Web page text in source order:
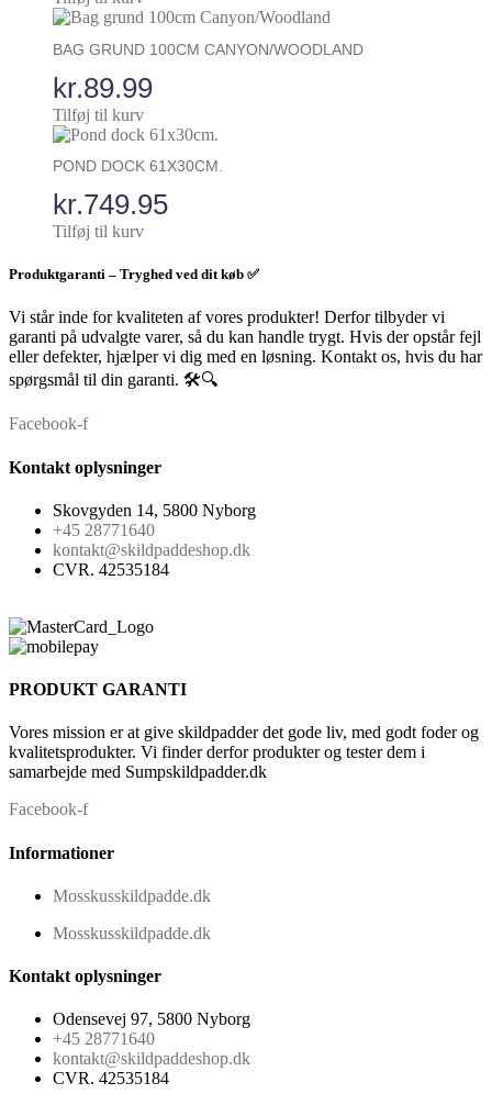
pris
pris
BAG GRUND 100CM CANYON/WOODLAND
kr.89.99
Tilføj til kurv
POND DOCK 61X30CM.
kr.749.95
Tilføj til kurv
Produktgaranti – Tryghed ved dit køb ✅
Vi står inde for kvaliteten af vores produkter! Derfor tilbyder vi
garanti på udvalgte varer, så du kan handle trygt. Hvis der opstår fejl
eller defekter, hjælper vi dig med en løsning. Kontakt os, hvis du har
spørgsmål til din garanti. 🛠️🔍
Facebook-f
Kontakt oplysninger
Skovgyden 14, 5800 Nyborg
+45 28771640
kontakt@skildpaddeshop.dk
CVR. 42535184
PRODUKT GARANTI
Vores mission er at give skildpadder det gode liv, med godt foder og
kvalitetsprodukter. Vi finder derfor produkter og tester dem i
samarbejde med Sumpskildpadder.dk
Facebook-f
Informationer
Mosskusskildpadde.dk
Mosskusskildpadde.dk
Kontakt oplysninger
Odensevej 97, 5800 Nyborg
+45 28771640
kontakt@skildpaddeshop.dk
CVR. 42535184